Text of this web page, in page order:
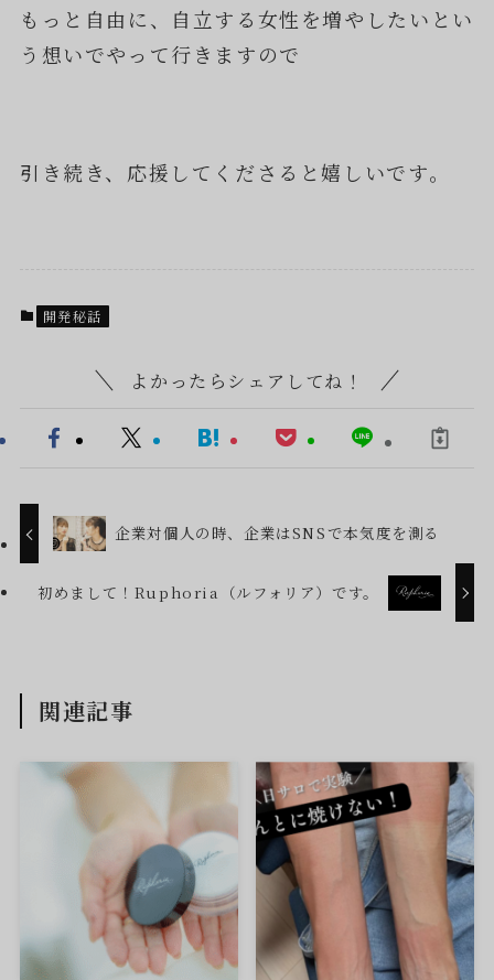
もっと自由に、自立する女性を増やしたいとい
う想いでやって行きますので
引き続き、応援してくださると嬉しいです。
開発秘話
よかったらシェアしてね！
企業対個人の時、企業はSNSで本気度を測る
初めまして！Ruphoria（ルフォリア）です。
関連記事